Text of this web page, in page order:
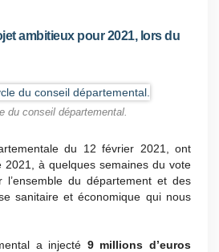
ambitieux pour 2021, lors du
du conseil départemental.
du 12 février 2021, ont
à quelques semaines du vote
du département et des
sanitaire et économique qui nous
a injecté 9 millions d’euros